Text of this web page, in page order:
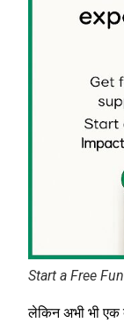
Start a Free
लेकिन अभी भी एक